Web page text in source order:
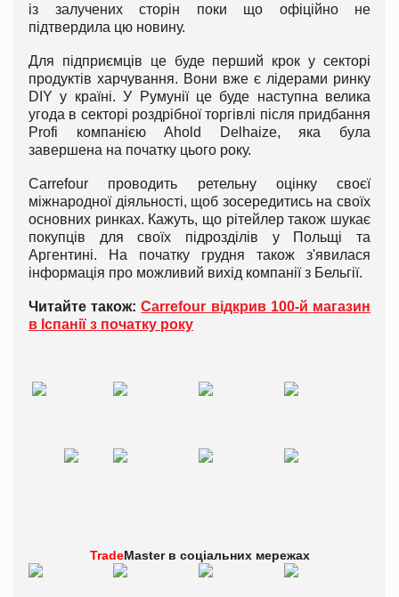
із залучених сторін поки що офіційно не
підтвердила цю новину.
Для підприємців це буде перший крок у секторі
продуктів харчування. Вони вже є лідерами ринку
DIY у країні. У Румунії це буде наступна велика
угода в секторі роздрібної торгівлі після придбання
Profi компанією Ahold Delhaize, яка була
завершена на початку цього року.
Carrefour проводить ретельну оцінку своєї
міжнародної діяльності, щоб зосередитись на своїх
основних ринках. Кажуть, що рітейлер також шукає
покупців для своїх підрозділів у Польщі та
Аргентині. На початку грудня також з'явилася
інформація про можливий вихід компанії з Бельгії.
Читайте також:Carrefour відкрив 100-й магазин
в Іспанії з початку року
TradeMaster в соціальних мережах